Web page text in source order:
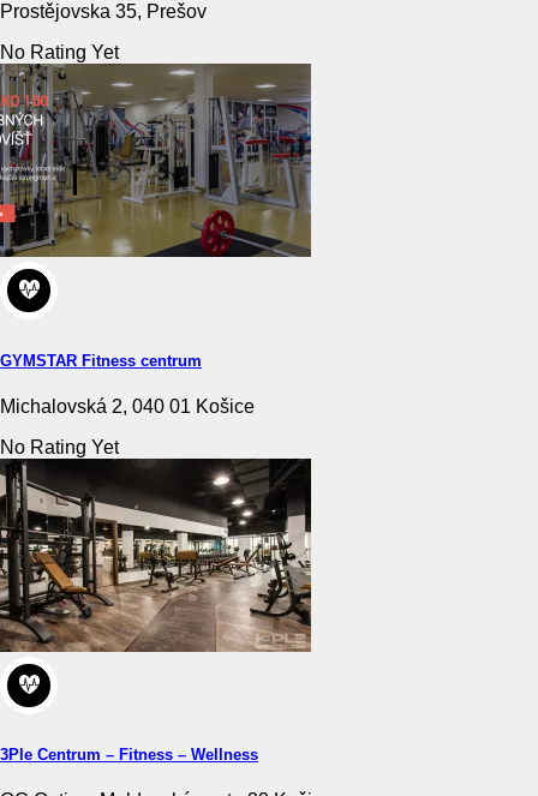
Prostějovska 35, Prešov
No Rating Yet
GYMSTAR Fitness centrum
Michalovská 2, 040 01 Košice
No Rating Yet
3Ple Centrum – Fitness – Wellness